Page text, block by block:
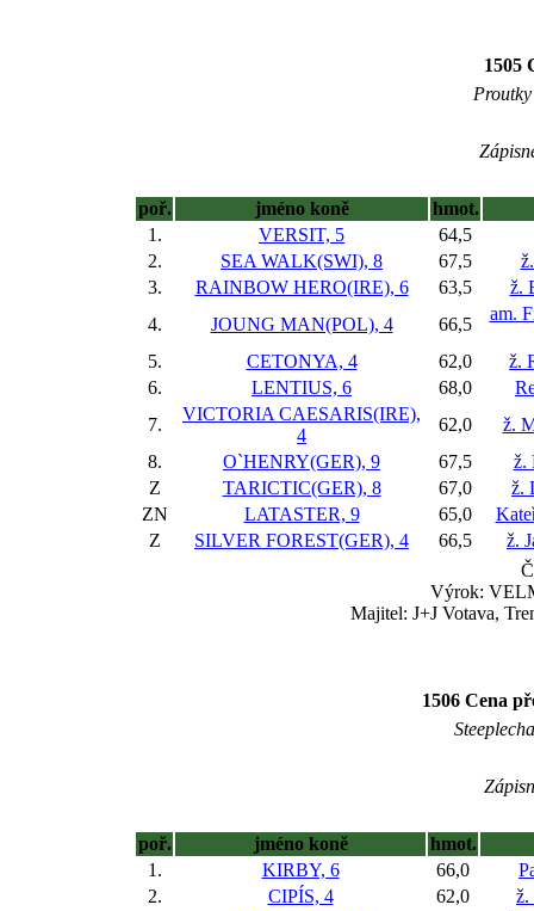
1505
poř. jméno koně
hmot.
1.
VERSIT, 5
64,5
2.
SEA WALK(SWI), 8 67,5
3.
RAINBOW HERO(IRE), 6 63,5
ž.
4.
JOUNG MAN(POL), 4 66,5
am.
5. CETONYA, 4 62,0
ž.
6.
LENTIUS, 6 68,0
7.
VICTORIA CAESARIS(IRE),
4
62,0
ž.
8.
O`HENRY(GER), 9 67,5
ž.
Z
TARICTIC(GER), 8 67,0
ž.
ZN
LATASTER, 9 65,0
Z
SILVER FOREST(GER), 4 66,5
ž.
Výrok:
Majitel: J+J Votava,
1506 Cena
poř. jméno koně
hmot.
1.
KIRBY, 6 66,0
2.
CIPÍS, 4 62,0
ž.